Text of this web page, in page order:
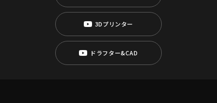
3Dプリンター
ドラフター&CAD